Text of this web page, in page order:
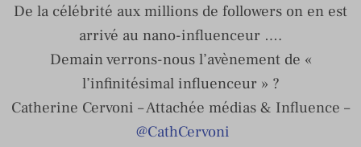
De la célébrité aux millions de followers on en est
arrivé au nano-influenceur ….
Demain verrons-nous l’avènement de «
l’infinitésimal influenceur » ?
Catherine Cervoni – Attachée médias & Influence –
@CathCervoni